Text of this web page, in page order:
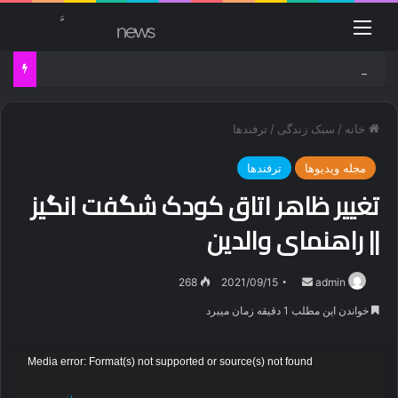
منو
خانه / سبک زندگی / ترفندها
مجله ویدیوها ترفندها
تغییر ظاهر اتاق کودک شگفت انگیز
|| راهنمای والدین
admin
ارسال2021/09/15
خواندن این مطلب 1 دقیقه زمان میبرد
Media error: Format(s) not supported or source(s) not found